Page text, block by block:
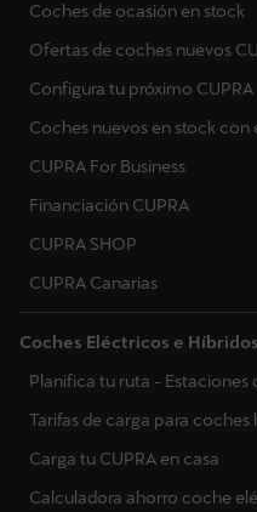
Coches de ocasión en stock
Ofertas de coches nuevos
Configura tu próximo CUPRA
Coches nuevos en stock con
CUPRA For Business
Financiación CUPRA
CUPRA SHOP
CUPRA Canarias
Coches Eléctricos e Híbridos
Planifica tu ruta - Estaciones
Tarifas de carga para
Carga tu CUPRA en casa
Calculadora ahorro coche